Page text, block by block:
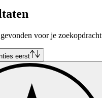
voor je zoekopdracht
eerst